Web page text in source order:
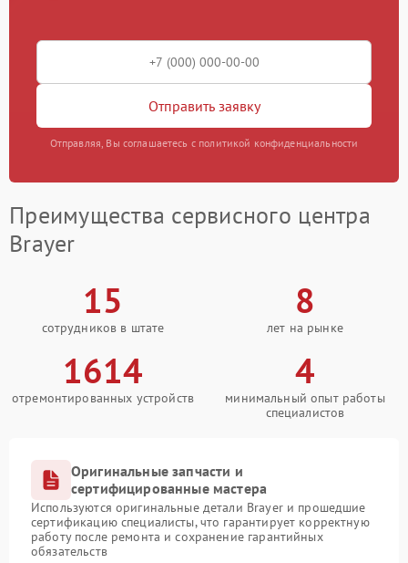
Отправить заявку
Отправляя, Вы соглашаетесь с политикой конфиденциальности
Преимущества сервисного центра
Brayer
15
сотрудников в штате
8
лет на рынке
1614
отремонтированных устройств
4
минимальный опыт работы
специалистов
Оригинальные запчасти и
сертифицированные мастера
Используются оригинальные детали Brayer и прошедшие
сертификацию специалисты, что гарантирует корректную
работу после ремонта и сохранение гарантийных
обязательств